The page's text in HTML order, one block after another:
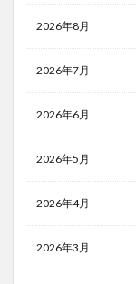
2026年8月
2026年7月
2026年6月
2026年5月
2026年4月
2026年3月